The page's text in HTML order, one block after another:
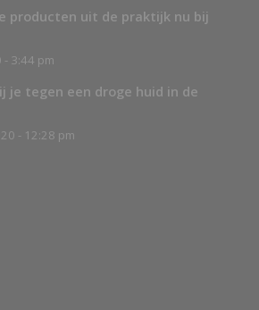
producten uit de praktijk nu bij
3:44 pm
je tegen een droge huid in de
- 12:28 pm